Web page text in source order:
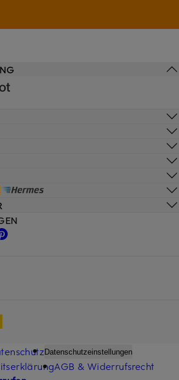
Datenschutzeinstellungen
AGB & Widerrufsrecht